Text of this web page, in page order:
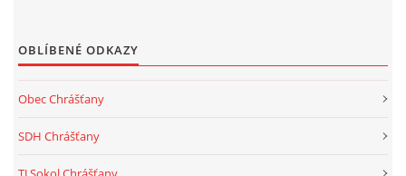
OBLÍBENÉ ODKAZY
Obec Chrášťany
SDH Chrášťany